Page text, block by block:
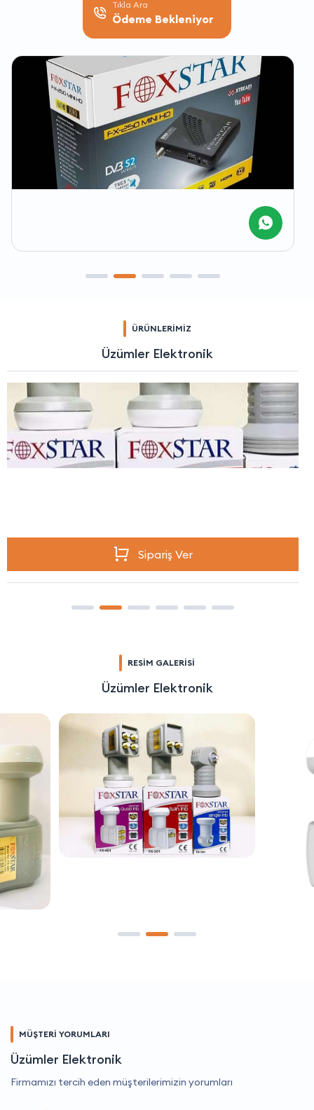
Tıkla Ara
Ödeme Bekleniyor
ÜRÜNLERİMİZ
Üzümler Elektronik
Sipariş Ver
RESİM GALERİSİ
Üzümler Elektronik
MÜŞTERİ YORUMLARI
Üzümler Elektronik
Firmamızı tercih eden müşterilerimizin yorumları